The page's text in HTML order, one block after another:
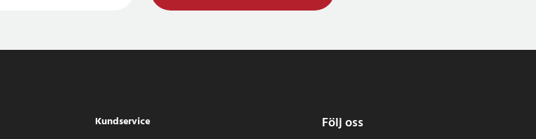
Kundservice
Följ oss